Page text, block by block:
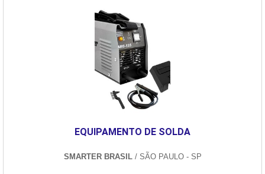
secadores de grãos e montagem de tubulações em aço carbono,
oferecendo sempre a melhor opção para o cliente final.Discorrendo
ainda sobre caldeiraria em minas gerais, deve-se descartar
empresas que não tenham produtos e serviços com ótima
qualidade e proteção, pequenos detalhes, mas de grande valia
para saber a procedência e seriedade da empresa.É importante
lembrar que o serviço deve ser prestado por empresas
especializadas. Esse tipo de cuidado ajuda a garantir a qualidade e
e execuções mal elaboradas. Assim, é possível poupar gastos
desnecessários.Existem diversos motivos para a M M e
EQUIPAMENTO DE SOLDA
SMARTER BRASIL/ SÃO PAULO - SP